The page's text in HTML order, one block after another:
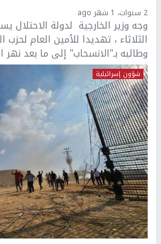
2 سنوات، 1 شهر ago
وجه وزير الخارجية لدولة الاحتلال
الثلاثاء ، تهديدا للأمين العام
وطالبه بـ"الانسحاب" إلى ما بعد نهر
شؤون إسرائيلية